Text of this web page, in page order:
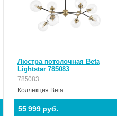
Люстра потолочная Beta
Lightstar 785083
785083
Коллекция Beta
55 999 руб.